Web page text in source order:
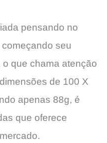
pensando no
seu
que chama atenção
de 100 X
apenas 88g, é
que oferece